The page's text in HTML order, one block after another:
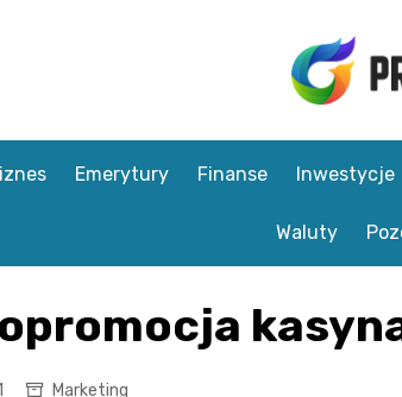
Emerytury Finanse Inwestycje
Waluty
Marketing